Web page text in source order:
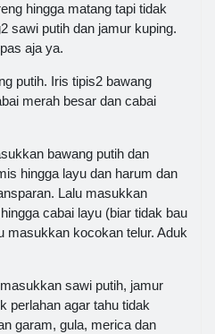
hingga matang tapi tidak
sawi putih dan jamur kuping.
aja ya.
putih. Iris tipis2 bawang
merah besar dan cabai
bawang putih dan
hingga layu dan harum dan
Lalu masukkan
cabai layu (biar tidak bau
masukkan kocokan telur. Aduk
sawi putih, jamur
perlahan agar tahu tidak
garam, gula, merica dan